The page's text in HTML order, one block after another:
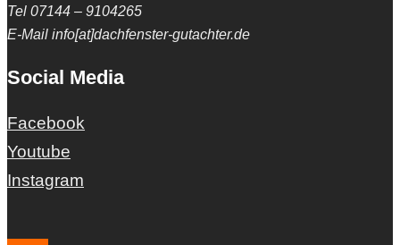
Tel 07144 – 9104265
E-Mail info[at]dachfenster-gutachter.de
Social Media
Facebook
Youtube
Instagram